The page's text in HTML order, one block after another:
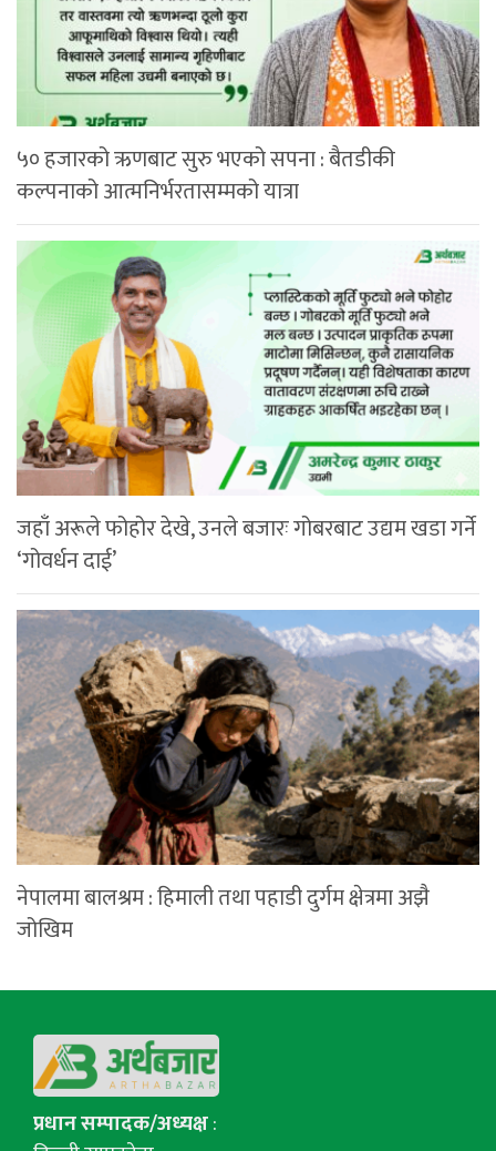
५० हजारको ऋणबाट सुरु भएको सपना : बैतडीकी
कल्पनाको आत्मनिर्भरतासम्मको यात्रा
जहाँ अरूले फोहोर देखे, उनले बजारः गोबरबाट उद्यम खडा गर्ने
‘गोवर्धन दाई’
नेपालमा बालश्रम : हिमाली तथा पहाडी दुर्गम क्षेत्रमा अझै
जोखिम
प्रधान सम्पादक/अध्यक्ष: